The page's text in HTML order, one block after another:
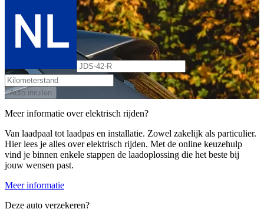
Auto inruilen
Meer informatie over elektrisch rijden?
Van laadpaal tot laadpas en installatie. Zowel zakelijk als particulier.
Hier lees je alles over elektrisch rijden. Met de online keuzehulp
vind je binnen enkele stappen de laadoplossing die het beste bij
jouw wensen past.
Meer informatie
Deze auto verzekeren?